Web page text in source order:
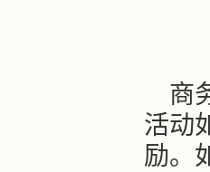
商
活动
励。